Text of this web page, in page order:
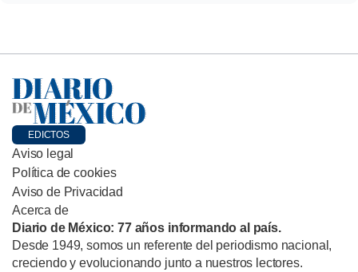
EDICTOS
Aviso legal
Política de cookies
Aviso de Privacidad
Acerca de
Diario de México: 77 años informando al país.
Desde 1949, somos un referente del periodismo nacional,
creciendo y evolucionando junto a nuestros lectores.